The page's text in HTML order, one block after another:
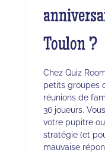
Toulon ?
Chez Quiz
petits groupes
réunions de
36 joueurs.
votre pupitre
stratégie (et
mauvaise